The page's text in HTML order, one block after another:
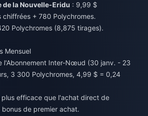
de la Nouvelle-Eridu : 9,99 $
chiffrées + 780 Polychromes.
Polychromes (8,875 tirages).
Mensuel
l'Abonnement Inter-Nœud (30 janv. - 23
3 300 Polychromes, 4,99 $ = 0,24
plus efficace que l'achat direct de
bonus de premier achat.